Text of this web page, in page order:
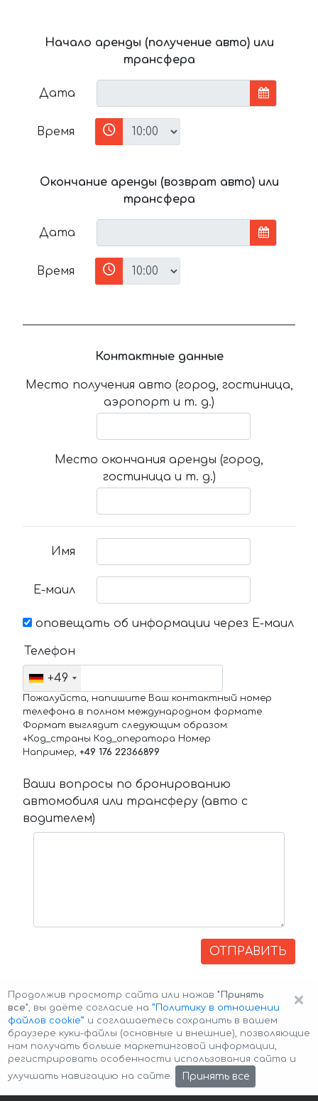
Начало аренды (получение авто) или
трансфера
Дата
Время
Окончание аренды (возврат авто) или
трансфера
Дата
Время
Контактные данные
Место получения авто (город, гостиница,
аэропорт и т. д.)
Место окончания аренды (город,
гостиница и т. д.)
Имя
Е-маил
оповещать об информации через Е-маил
Телефон
+49
Пожалуйста, напишите Ваш контактный номер
телефона в полном международном формате.
Формат выглядит следующим образом:
+Код_страны Код_оператора Номер
Например, +49 176 22366899
Ваши вопросы по бронированию
автомобиля или трансферу (авто с
водителем)
ОТПРАВИТЬ
Авторские права © 2026 Авто-Аренда Cookie Policy
×
Продолжив просмотр сайта или нажав "Принять
все", вы даёте согласие на ”Политику в отношении
файлов cookie” и соглашаетесь сохранить в вашем
браузере куки-файлы (основные и внешние), позволяющие
нам получать больше маркетинговой информации,
регистрировать особенности использования сайта и
улучшать навигацию на сайте.
Принять все